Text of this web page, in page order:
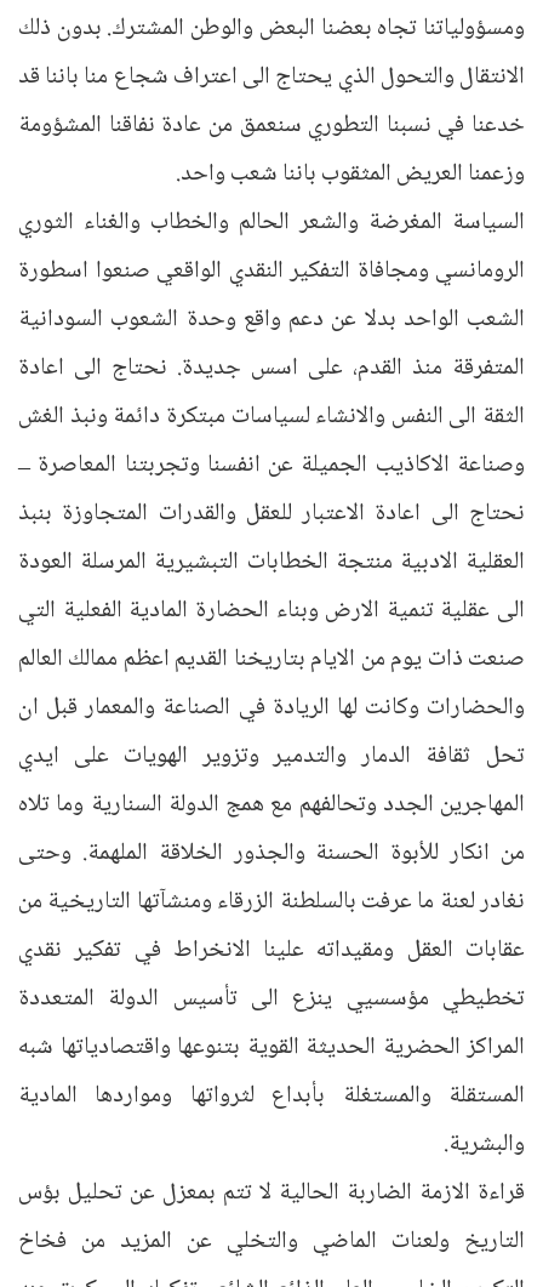
ومسؤولياتنا تجاه بعضنا البعض والوطن المشترك. بدون ذلك
الانتقال والتحول الذي يحتاج الى اعتراف شجاع منا باننا قد
خدعنا في نسبنا التطوري سنعمق من عادة نفاقنا المشؤومة
وزعمنا العريض المثقوب باننا شعب واحد.
السياسة المغرضة والشعر الحالم والخطاب والغناء الثوري
الرومانسي ومجافاة التفكير النقدي الواقعي صنعوا اسطورة
الشعب الواحد بدلا عن دعم واقع وحدة الشعوب السودانية
المتفرقة منذ القدم، على اسس جديدة. نحتاج الى اعادة
الثقة الى النفس والانشاء لسياسات مبتكرة دائمة ونبذ الغش
وصناعة الاكاذيب الجميلة عن انفسنا وتجربتنا المعاصرة –
نحتاج الى اعادة الاعتبار للعقل والقدرات المتجاوزة بنبذ
العقلية الادبية منتجة الخطابات التبشيرية المرسلة العودة
الى عقلية تنمية الارض وبناء الحضارة المادية الفعلية التي
صنعت ذات يوم من الايام بتاريخنا القديم اعظم ممالك العالم
والحضارات وكانت لها الريادة في الصناعة والمعمار قبل ان
تحل ثقافة الدمار والتدمير وتزوير الهويات على ايدي
المهاجرين الجدد وتحالفهم مع همج الدولة السنارية وما تلاه
من انكار للأبوة الحسنة والجذور الخلاقة الملهمة. وحتى
نغادر لعنة ما عرفت بالسلطنة الزرقاء ومنشآتها التاريخية من
عقابات العقل ومقيداته علينا الانخراط في تفكير نقدي
تخطيطي مؤسسيي ينزع الى تأسيس الدولة المتعددة
المراكز الحضرية الحديثة القوية بتنوعها واقتصادياتها شبه
المستقلة والمستغلة بأبداع لثرواتها ومواردها المادية
والبشرية.
قراءة الازمة الضاربة الحالية لا تتم بمعزل عن تحليل بؤس
التاريخ ولعنات الماضي والتخلي عن المزيد من فخاخ